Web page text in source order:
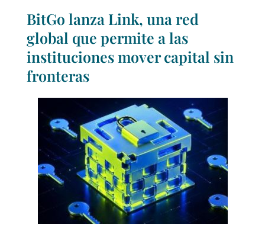
BitGo lanza Link, una red
global que permite a las
instituciones mover capital sin
fronteras